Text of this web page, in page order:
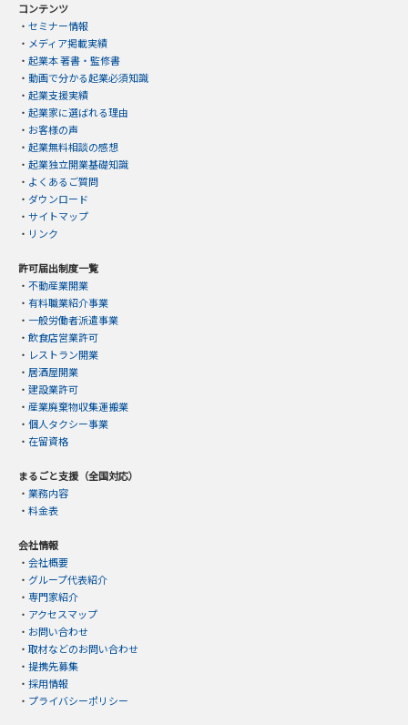
コンテンツ
・ セミナー情報
・ メディア掲載実績
・ 起業本 著書・監修書
・ 動画で分かる起業必須知識
・ 起業支援実績
・ 起業家に選ばれる理由
・ お客様の声
・ 起業無料相談の感想
・ 起業独立開業基礎知識
・ よくあるご質問
・ ダウンロード
・ サイトマップ
・ リンク
許可届出制度一覧
・ 不動産業開業
・ 有料職業紹介事業
・ 一般労働者派遣事業
・ 飲食店営業許可
・ レストラン開業
・ 居酒屋開業
・ 建設業許可
・ 産業廃棄物収集運搬業
・ 個人タクシー事業
・ 在留資格
まるごと支援（全国対応）
・ 業務内容
・ 料金表
会社情報
・ 会社概要
・ グループ代表紹介
・ 専門家紹介
・ アクセスマップ
・ お問い合わせ
・ 取材などのお問い合わせ
・ 提携先募集
・ 採用情報
・ プライバシーポリシー